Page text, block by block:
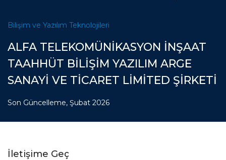
Bilişim ve Yazılım Teknolojileri
ALFA TELEKOMÜNİKASYON İNŞAAT
TAAHHÜT BİLİŞİM YAZILIM ARGE
SANAYİ VE TİCARET LİMİTED ŞİRKETİ
Son Güncelleme, Şubat 2026
İletişime Geç